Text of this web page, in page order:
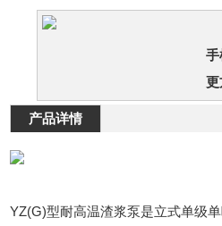
手
更
产品详情
YZ(G)型耐高温渣浆泵是立式单级